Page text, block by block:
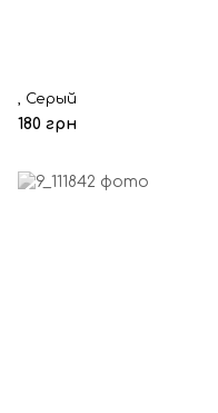
, Серый
180 грн